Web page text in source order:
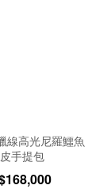
線高光尼羅鱷魚
手提包